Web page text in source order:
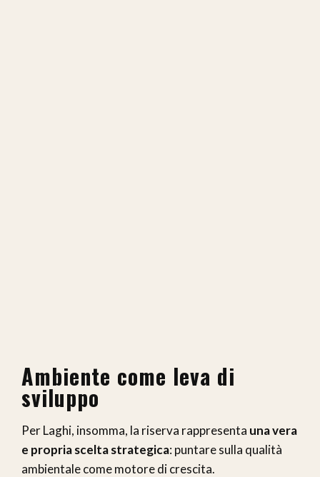
Ambiente come leva di
sviluppo
Per Laghi, insomma, la riserva rappresenta una vera
e propria scelta strategica: puntare sulla qualità
ambientale come motore di crescita.